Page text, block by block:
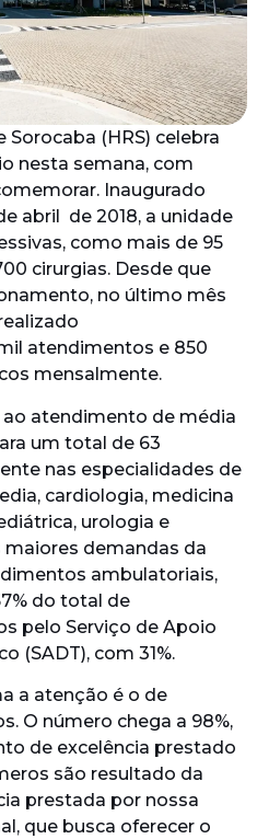
(HRS) celebra
nesta semana, com
Inaugurado
abril de 2018, a unidade
como mais de 95
cirurgias. Desde que
no último mês
atendimentos e 850
mensalmente.
atendimento de média
um total de 63
nas especialidades de
cardiologia, medicina
urologia e
demandas da
ambulatoriais,
do total de
pelo Serviço de Apoio
(SADT), com 31%.
a atenção é o de
O número chega a 98%,
de excelência prestado
são resultado da
prestada por nossa
que busca oferecer o